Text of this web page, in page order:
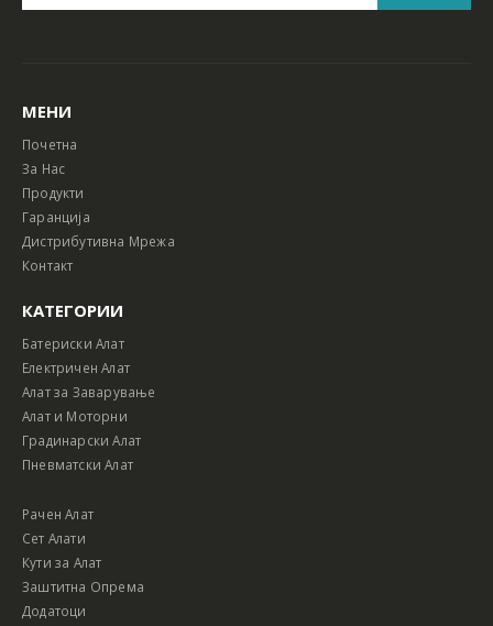
МЕНИ
Почетна
За Нас
Продукти
Гаранција
Дистрибутивна Мрежа
Контакт
КАТЕГОРИИ
Батериски Алат
Електричен Алат
Алат за Заварување
Алат и Моторни
Градинарски Алат
Пневматски Алат
Рачен Алат
Сет Алати
Кути за Алат
Заштитна Опрема
Додатоци